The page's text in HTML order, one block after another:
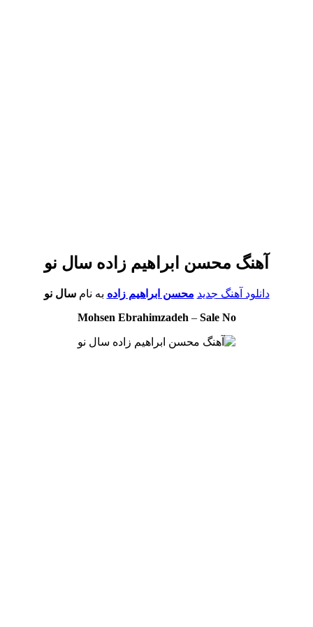
آهنگ محسن ابراهیم زاده سال نو
دانلود آهنگ جدید محسن ابراهیم زاده به نامسال نو
Mohsen Ebrahimzadeh – Sale No